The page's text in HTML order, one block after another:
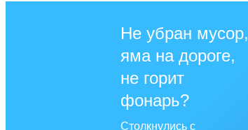
Не убран мусор,
яма на дороге,
не горит
фонарь?
Столкнулись с